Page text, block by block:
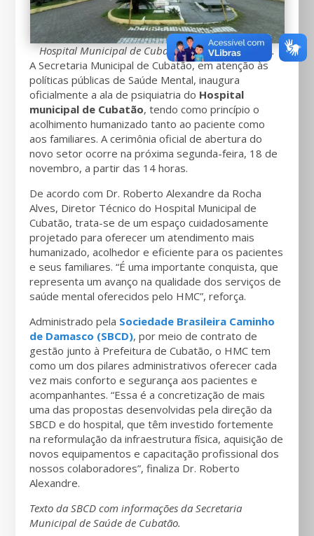
Hospital Municipal de Cubatão (HMC) – Foto SBCD.
A Secretaria Municipal de Cubatão, em atenção às
políticas públicas de Saúde Mental, inaugura
oficialmente a ala de psiquiatria do Hospital
municipal de Cubatão, tendo como princípio o
acolhimento humanizado tanto ao paciente como
aos familiares. A cerimônia oficial de abertura do
novo setor ocorre na próxima segunda-feira, 18 de
novembro, a partir das 14 horas.
De acordo com Dr. Roberto Alexandre da Rocha
Alves, Diretor Técnico do Hospital Municipal de
Cubatão, trata-se de um espaço cuidadosamente
projetado para oferecer um atendimento mais
humanizado, acolhedor e eficiente para os pacientes
e seus familiares. “É uma importante conquista, que
representa um avanço na qualidade dos serviços de
saúde mental oferecidos pelo HMC”, reforça.
Administrado pela Sociedade Brasileira Caminho
de Damasco (SBCD), por meio de contrato de
gestão junto à Prefeitura de Cubatão, o HMC tem
como um dos pilares administrativos oferecer cada
vez mais conforto e segurança aos pacientes e
acompanhantes. “Essa é a concretização de mais
uma das propostas desenvolvidas pela direção da
SBCD e do hospital, que têm investido fortemente
na reformulação da infraestrutura física, aquisição de
novos equipamentos e capacitação profissional dos
nossos colaboradores”, finaliza Dr. Roberto
Alexandre.
Texto da SBCD com informações da Secretaria
Municipal de Saúde de Cubatão.